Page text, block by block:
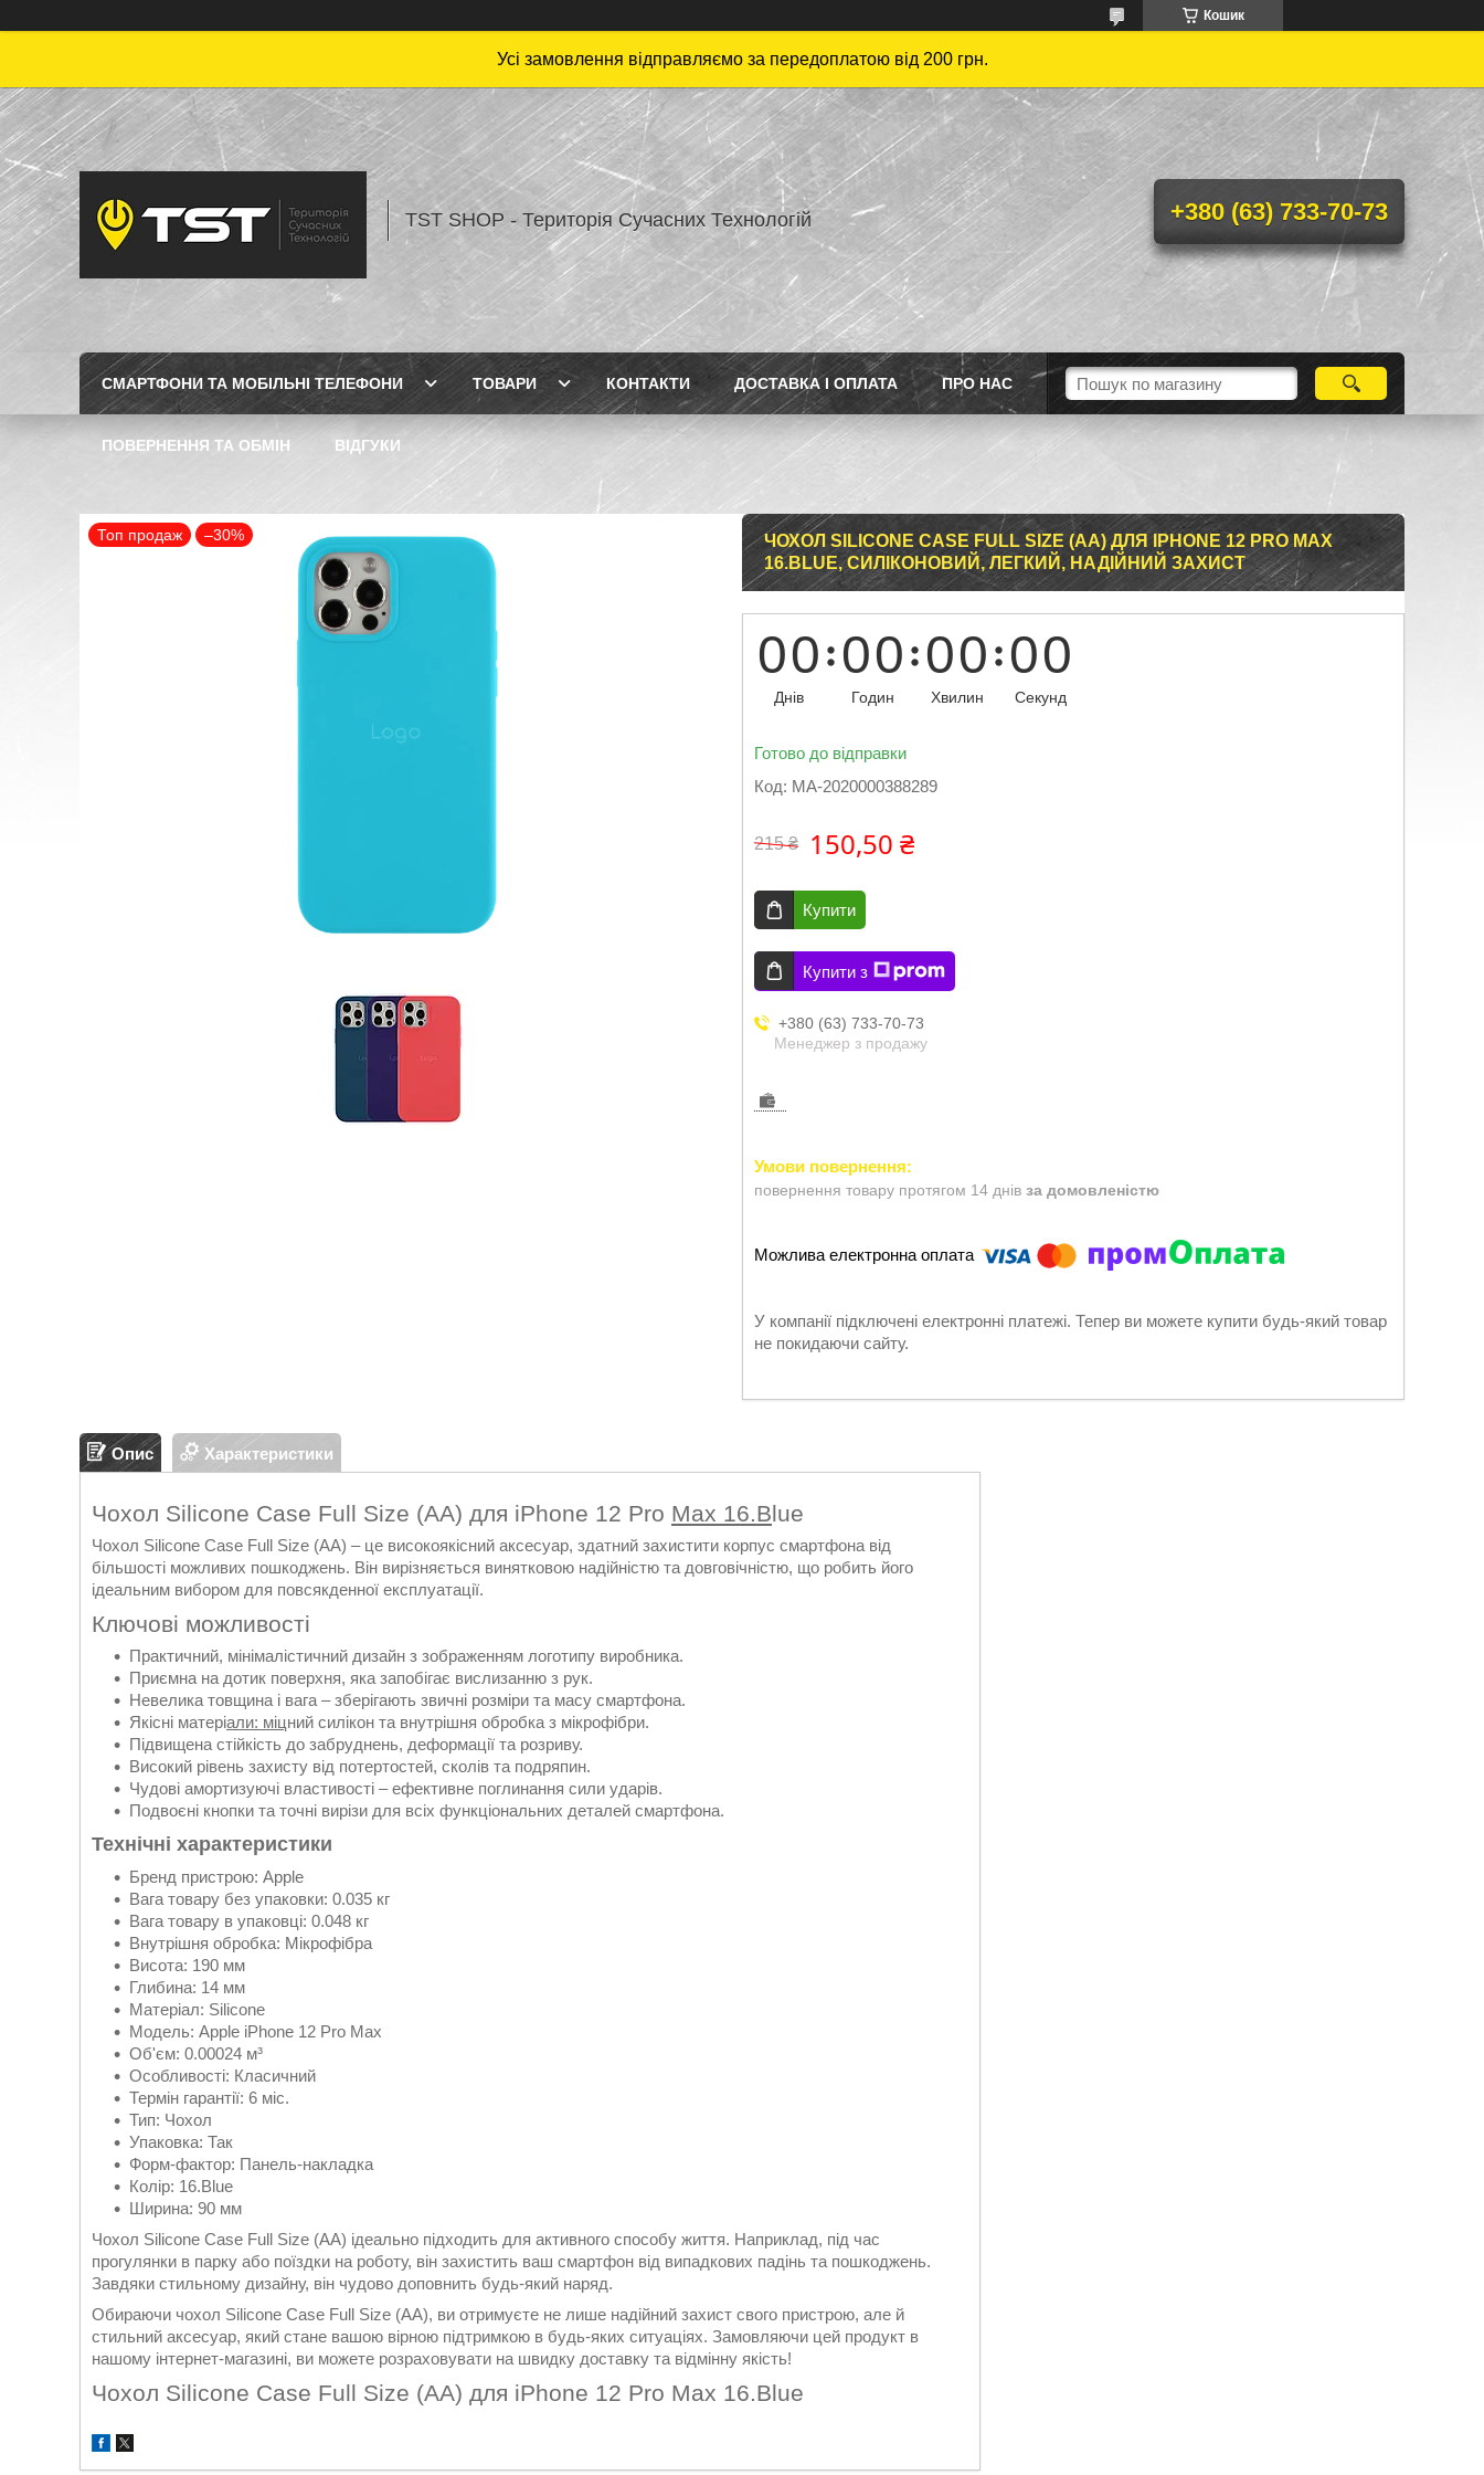
Кошик
Усі замовлення відправляємо за передоплатою від 200 грн.
TST SHOP - Територія Сучасних Технологій +380 (63) 733-70-73
СМАРТФОНИ ТА МОБІЛЬНІ ТЕЛЕФОНИ ТОВАРИ КОНТАКТИ ДОСТАВКА І ОПЛАТА ПРО НАС
ПОВЕРНЕННЯ ТА ОБМІН ВІДГУКИ
Топ продаж –30%
ЧОХОЛ SILICONE CASE FULL SIZE (AA) ДЛЯ IPHONE 12 PRO MAX
16.BLUE, СИЛІКОНОВИЙ, ЛЕГКИЙ, НАДІЙНИЙ ЗАХИСТ
00
Днів
00
Годин
00
Хвилин
00
Секунд
Готово до відправки
Код: MA-2020000388289
215 ₴ 150,50 ₴
Купити
Купити з
+380 (63) 733-70-73
Менеджер з продажу
повернення товару протягом 14 днів за домовленістю
У компанії підключені електронні платежі. Тепер ви можете купити будь-який товар
не покидаючи сайту.
Опис Характеристики
Чохол Silicone Case Full Size (AA) для iPhone 12 Pro Max 16.Blue
Чохол Silicone Case Full Size (AA) – це високоякісний аксесуар, здатний захистити корпус смартфона від
більшості можливих пошкоджень. Він вирізняється винятковою надійністю та довговічністю, що робить його
ідеальним вибором для повсякденної експлуатації.
Ключові можливості
Практичний, мінімалістичний дизайн з зображенням логотипу виробника.
Приємна на дотик поверхня, яка запобігає вислизанню з рук.
Невелика товщина і вага – зберігають звичні розміри та масу смартфона.
Якісні матеріали: міцний силікон та внутрішня обробка з мікрофібри.
Підвищена стійкість до забруднень, деформації та розриву.
Високий рівень захисту від потертостей, сколів та подряпин.
Чудові амортизуючі властивості – ефективне поглинання сили ударів.
Подвоєні кнопки та точні вирізи для всіх функціональних деталей смартфона.
Технічні характеристики
Бренд пристрою: Apple
Вага товару без упаковки: 0.035 кг
Вага товару в упаковці: 0.048 кг
Внутрішня обробка: Мікрофібра
Висота: 190 мм
Глибина: 14 мм
Матеріал: Silicone
Модель: Apple iPhone 12 Pro Max
Об'єм: 0.00024 м³
Особливості: Класичний
Термін гарантії: 6 міс.
Тип: Чохол
Упаковка: Так
Форм-фактор: Панель-накладка
Колір: 16.Blue
Ширина: 90 мм
Чохол Silicone Case Full Size (AA) ідеально підходить для активного способу життя. Наприклад, під час
прогулянки в парку або поїздки на роботу, він захистить ваш смартфон від випадкових падінь та пошкоджень.
Завдяки стильному дизайну, він чудово доповнить будь-який наряд.
Обираючи чохол Silicone Case Full Size (AA), ви отримуєте не лише надійний захист свого пристрою, але й
стильний аксесуар, який стане вашою вірною підтримкою в будь-яких ситуаціях. Замовляючи цей продукт в
нашому інтернет-магазині, ви можете розраховувати на швидку доставку та відмінну якість!
Чохол Silicone Case Full Size (AA) для iPhone 12 Pro Max 16.Blue